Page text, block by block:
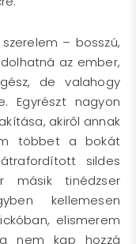
– bosszú,
az ember,
de valahogy
Egyrészt nagyon
akiről annak
többet a bokát
sildes
másik tinédzser
kellemesen
elismerem
nem kap hozzá